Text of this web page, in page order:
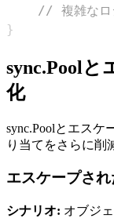
// 複雑なロ
}
sync.Poolと
化
sync.Poolとエスケ
り当てをさらに削
エスケープさ
シナリオ: オブジ